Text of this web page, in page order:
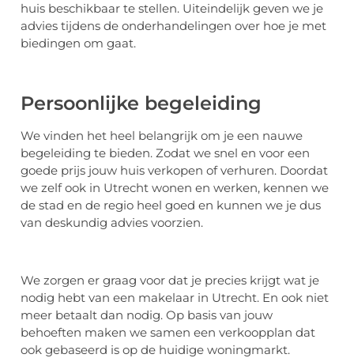
huis beschikbaar te stellen. Uiteindelijk geven we je
advies tijdens de onderhandelingen over hoe je met
biedingen om gaat.
Persoonlijke begeleiding
We vinden het heel belangrijk om je een nauwe
begeleiding te bieden. Zodat we snel en voor een
goede prijs jouw huis verkopen of verhuren. Doordat
we zelf ook in Utrecht wonen en werken, kennen we
de stad en de regio heel goed en kunnen we je dus
van deskundig advies voorzien.
We zorgen er graag voor dat je precies krijgt wat je
nodig hebt van een makelaar in Utrecht. En ook niet
meer betaalt dan nodig. Op basis van jouw
behoeften maken we samen een verkoopplan dat
ook gebaseerd is op de huidige woningmarkt.